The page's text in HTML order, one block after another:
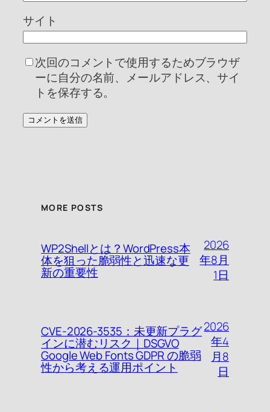
サイト
次回のコメントで使用するためブラウザ
ーに自分の名前、メールアドレス、サイ
トを保存する。
MORE POSTS
WP2Shellとは？WordPress本
体を狙った脆弱性と迅速な更
新の重要性
2026
年8月
1日
CVE-2026-3535：未更新プラグ
インに潜むリスク｜DSGVO
Google Web Fonts GDPR の脆弱
性から考える運用ポイント
2026
年4
月8
日